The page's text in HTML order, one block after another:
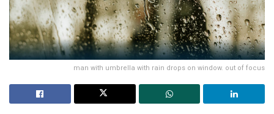
man with umbrella with rain drops on window. out of focus